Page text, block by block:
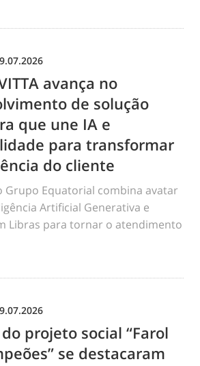
avança no
de solução
que une IA e
para transformar
do cliente
Grupo Equatorial combina avatar
Artificial Generativa e
Libras para tornar o atendimento
do projeto social “Farol
se destacaram